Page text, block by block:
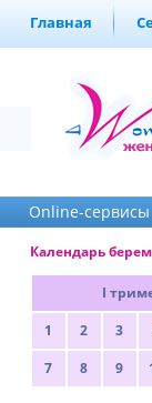
Главная
Online-cервисы
Календарь
I
1
2 3
7
8 9